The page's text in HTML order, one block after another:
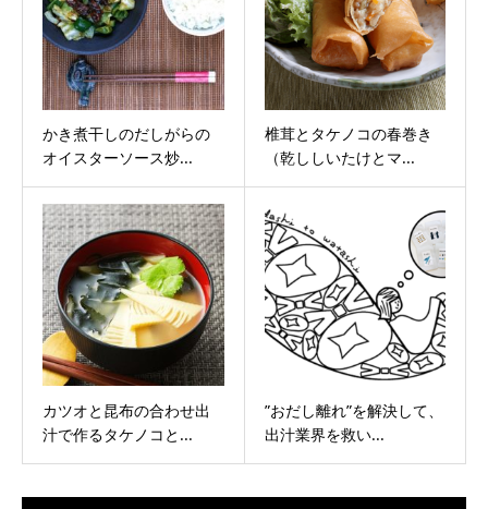
かき煮干しのだしがらの
オイスターソース炒...
椎茸とタケノコの春巻き
（乾ししいたけとマ...
カツオと昆布の合わせ出
汁で作るタケノコと...
”おだし離れ”を解決して、
出汁業界を救い...